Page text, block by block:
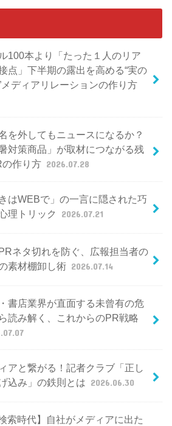
100本より「たった１人のリア
点」下半期の露出を高める“実の
メディアリレーションの作り方
を外してもニュースになるか？
暑対策商品」が取材につながる残
作り方 2026.07.28
きはWEBで」の一言に隠された巧
理トリック
2026.07.21
ネタ切れを防ぐ、広報担当者の
素材棚卸し術 2026.07.14
書店業界が直面する未曾有の危
読み解く、これからのPR戦略
アと繋がる！記者クラブ「正し
込み」の鉄則とは 2026.06.30
検索時代】自社がメディアに出た